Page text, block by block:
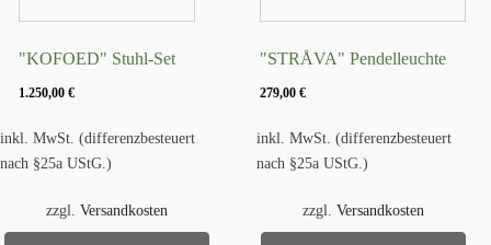
"KOFOED" Stuhl-Set
1.250,00 €
inkl. MwSt. (differenzbesteuert
nach §25a UStG.)
zzgl. Versandkosten
"STRÅVA" Pendelleuchte
279,00€
inkl. MwSt. (differenzbesteuert
nach §25a UStG.)
zzgl. Versandkosten